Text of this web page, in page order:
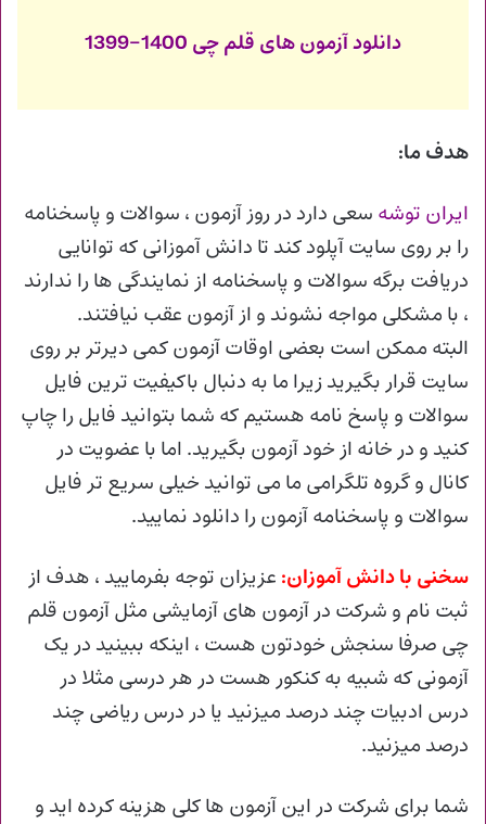
دانلود آزمون های قلم چی 1400-1399
هدف ما:
ایران توشه سعی دارد در روز آزمون ، سوالات و پاسخنامه
را بر روی سایت آپلود کند تا دانش آموزانی که توانایی
دریافت برگه سوالات و پاسخنامه از نمایندگی ها را ندارند
، با مشکلی مواجه نشوند و از آزمون عقب نیافتند.
البته ممکن است بعضی اوقات آزمون کمی دیرتر بر روی
سایت قرار بگیرید زیرا ما به دنبال باکیفیت ترین فایل
سوالات و پاسخ نامه هستیم که شما بتوانید فایل را چاپ
کنید و در خانه از خود آزمون بگیرید. اما با عضویت در
کانال و گروه تلگرامی ما می توانید خیلی سریع تر فایل
سوالات و پاسخنامه آزمون را دانلود نمایید.
سخنی با دانش آموزان: عزیزان توجه بفرمایید ، هدف از
ثبت نام و شرکت در آزمون های آزمایشی مثل آزمون قلم
چی صرفا سنجش خودتون هست ، اینکه ببینید در یک
آزمونی که شبیه به کنکور هست در هر درسی مثلا در
درس ادبیات چند درصد میزنید یا در درس ریاضی چند
درصد میزنید.
شما برای شرکت در این آزمون ها کلی هزینه کرده اید و